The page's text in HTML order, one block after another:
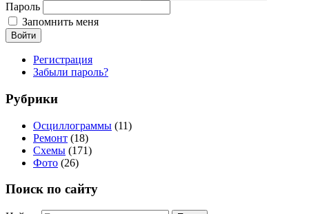
Пароль
Запомнить меня
Войти
Регистрация
Забыли пароль?
Рубрики
Осциллограммы (11)
Ремонт (18)
Схемы (171)
Фото (26)
Поиск по сайту